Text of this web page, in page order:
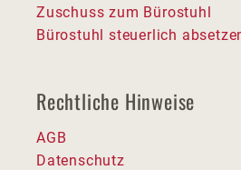
Zuschuss zum Bürostuhl
Bürostuhl steuerlich
Rechtliche Hinweise
AGB
Datenschutz